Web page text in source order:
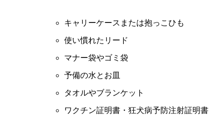
キャリーケースまたは抱っこひも
使い慣れたリード
マナー袋やゴミ袋
予備の水とお皿
タオルやブランケット
ワクチン証明書・狂犬病予防注射証明書